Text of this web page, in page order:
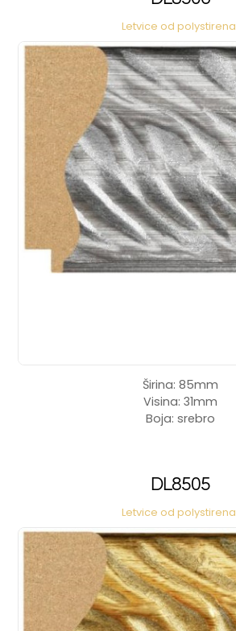
Letvice od polystirena
Širina: 85mm
Visina: 31mm
Boja: srebro
DL8505
Letvice od polystirena